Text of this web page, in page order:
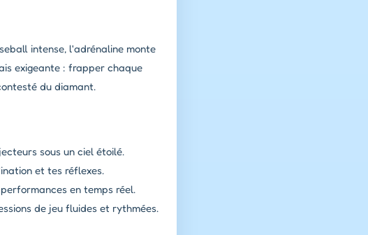
intense, l'adrénaline monte
exigeante : frapper chaque
du diamant.
sous un ciel étoilé.
et tes réflexes.
en temps réel.
de jeu fluides et rythmées.